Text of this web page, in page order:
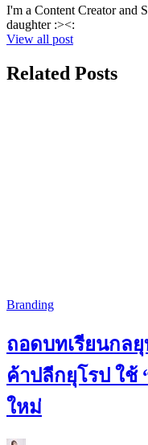
I'm a Content Creator and
daughter :><:
View all post
Related Posts
Branding
ถอดบทเรียนกลยุ
ค้าปลีกยุโรป ใช้
ใหม่